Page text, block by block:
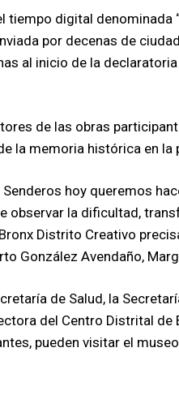
tiempo digital
por decenas de
al inicio de la
de las obras
la memoria histórica en la
hoy queremos
observar la dificultad,
Distrito Creativo
González Avendaño,
de Salud, la
del Centro Distrital de
pueden visitar el